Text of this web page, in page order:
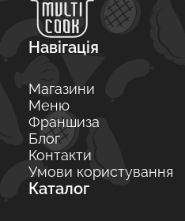
Навігація
Магазини
Меню
Франшиза
Блог
Контакти
Умови користування
Каталог